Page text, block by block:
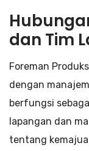
dan Tim
Foreman
dengan
berfungsi
lapangan dan
tentang